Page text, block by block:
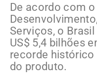
De acordo com
Serviços, o
US$ 5,4 bilhões
recorde histórico
do produto.